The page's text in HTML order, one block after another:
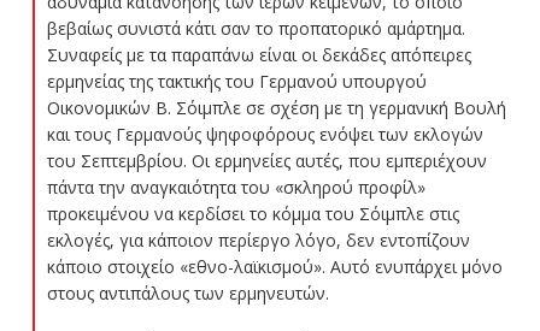
βεβαίως συνιστά κάτι σαν το προπατορικό αμάρτημα.
Συναφείς με τα παραπάνω είναι οι δεκάδες απόπειρες
ερμηνείας της τακτικής του Γερμανού υπουργού
Οικονομικών Β. Σόιμπλε σε σχέση με τη γερμανική Βουλή
και τους Γερμανούς ψηφοφόρους ενόψει των εκλογών
του Σεπτεμβρίου. Οι ερμηνείες αυτές, που εμπεριέχουν
πάντα την αναγκαιότητα του «σκληρού προφίλ»
προκειμένου να κερδίσει το κόμμα του Σόιμπλε στις
εκλογές, για κάποιον περίεργο λόγο, δεν εντοπίζουν
κάποιο στοιχείο «εθνο-λαϊκισμού». Αυτό ενυπάρχει μόνο
στους αντιπάλους των ερμηνευτών.